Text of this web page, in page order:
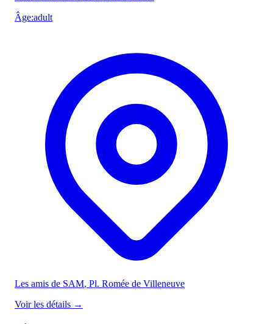
Âge:adult
Les amis de SAM, Pl. Romée de Villeneuve
Voir les détails →